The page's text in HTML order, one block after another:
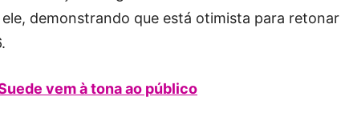
demonstrando que está otimista para
vem à tona ao público